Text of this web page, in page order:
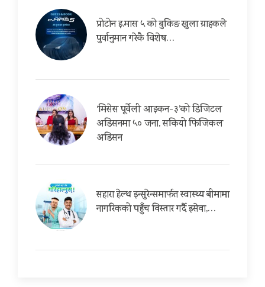
प्रोटोन इ.मास ५ को बुकिङ खुला ग्राहकले
पुर्वानुमान गरेकै विशेष…
‘मिसेस पूर्वेली आइकन-३’को डिजिटल
अडिसनमा ५० जना, सकियो फिजिकल
अडिसन
सहारा हेल्थ इन्सुरेन्समार्फत स्वास्थ्य बीमामा
नागरिकको पहुँच विस्तार गर्दै इसेवा,…